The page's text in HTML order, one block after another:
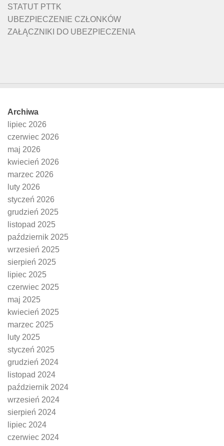
STATUT PTTK
UBEZPIECZENIE CZŁONKÓW
ZAŁĄCZNIKI DO UBEZPIECZENIA
Archiwa
lipiec 2026
czerwiec 2026
maj 2026
kwiecień 2026
marzec 2026
luty 2026
styczeń 2026
grudzień 2025
listopad 2025
październik 2025
wrzesień 2025
sierpień 2025
lipiec 2025
czerwiec 2025
maj 2025
kwiecień 2025
marzec 2025
luty 2025
styczeń 2025
grudzień 2024
listopad 2024
październik 2024
wrzesień 2024
sierpień 2024
lipiec 2024
czerwiec 2024